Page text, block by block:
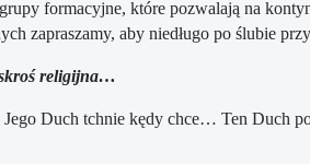
formacyjne, które pozwalają na
aby niedługo po ślubie
religijna…
Duch tchnie kędy chce… Ten Duch